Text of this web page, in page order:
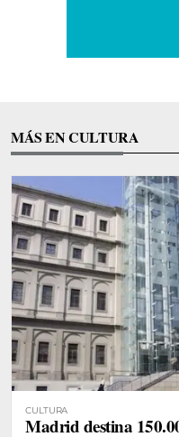
MÁS EN CULTURA
CULTURA
Madrid destina